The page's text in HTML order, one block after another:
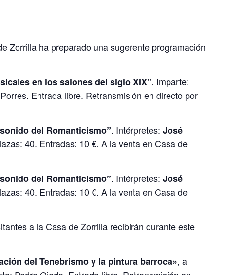
Zorrilla ha preparado una sugerente programación
en los salones del siglo XIX”. Imparte:
Entrada libre. Retransmisión en directo por
del Romanticismo”. Intérpretes: José
40. Entradas: 10 €. A la venta en Casa de
del Romanticismo”. Intérpretes: José
40. Entradas: 10 €. A la venta en Casa de
a la Casa de Zorrilla recibirán durante este
del Tenebrismo y la pintura barroca», a